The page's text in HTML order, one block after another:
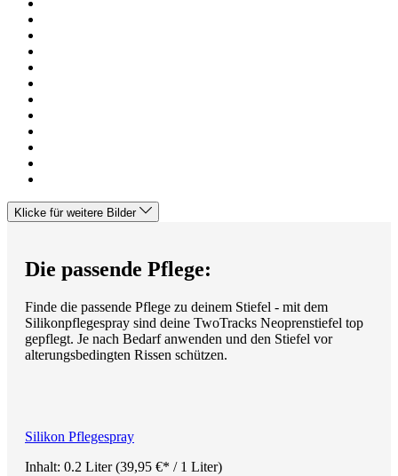
Klicke für weitere Bilder
Die passende Pflege:
Finde die passende Pflege zu deinem Stiefel - mit dem
Silikonpflegespray sind deine TwoTracks Neoprenstiefel top
gepflegt. Je nach Bedarf anwenden und den Stiefel vor
alterungsbedingten Rissen schützen.
Silikon Pflegespray
Inhalt: 0.2 Liter(39,95 €* / 1 Liter)